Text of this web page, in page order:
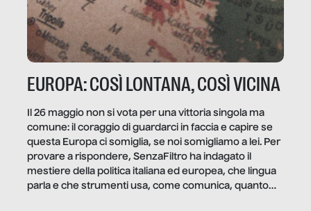
EUROPA: COSÌ LONTANA, COSÌ VICINA
Il 26 maggio non si vota per una vittoria singola ma
comune: il coraggio di guardarci in faccia e capire se
questa Europa ci somiglia, se noi somigliamo a lei. Per
provare a rispondere, SenzaFiltro ha indagato il
mestiere della politica italiana ed europea, che lingua
parla e che strumenti usa, come comunica, quanto